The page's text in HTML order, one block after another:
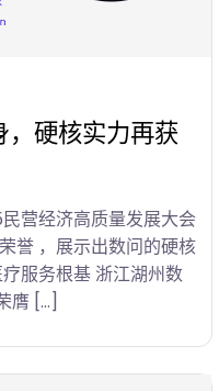
硬核实力再获
营经济高质量发展大会
誉 ，展示出数问的硬核
服务根基 浙江湖州数
膺 […]